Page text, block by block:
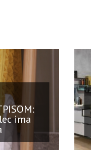
ima